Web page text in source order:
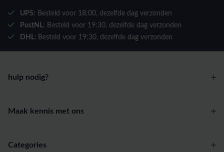
UPS: Besteld voor 18:00, dezelfde dag verzonden
PostNL: Besteld voor 19:30, dezelfde dag verzonden
DHL: Besteld voor 19:30, dezelfde dag verzonden
hulp nodig?
Maak kennis met ons
Categories